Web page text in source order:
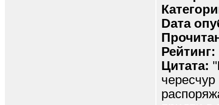
Dата
Рейтинг:
Цитата: